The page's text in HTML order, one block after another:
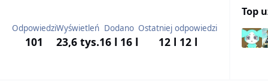
Odpowiedzi
101
Wyświetleń
23,6 tys.
Dodano
16 l 16 l
Ostatniej odpowiedzi
12 l 12 l
Top